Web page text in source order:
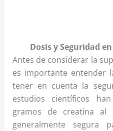
Dosis y Seguridad
Antes de considerar la
es importante entender
tener en cuenta la
estudios científicos
gramos de creatina al
generalmente segura